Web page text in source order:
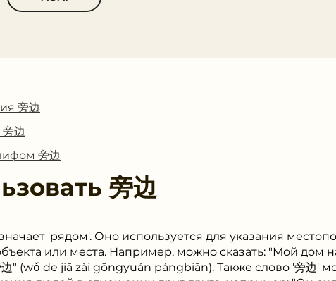
旁边
边
旁边
旁边
'рядом'. Оно используется для указания
или места. Например, можно сказать: "Мой дом
" (wǒ de jiā zài gōngyuán pángbiān). Также слово '旁边'